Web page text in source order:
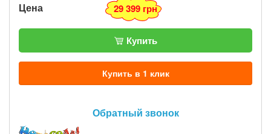
Цена 29 399 грн
Купить
Купить в 1 клик
Обратный звонок